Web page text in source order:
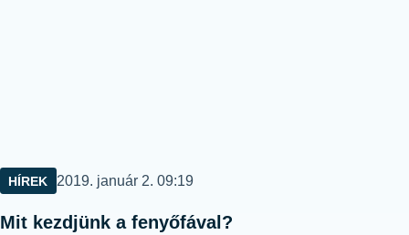
HÍREK Közzétéve:
2019. január 2. 09:19
Mit kezdjünk a fenyőfával?